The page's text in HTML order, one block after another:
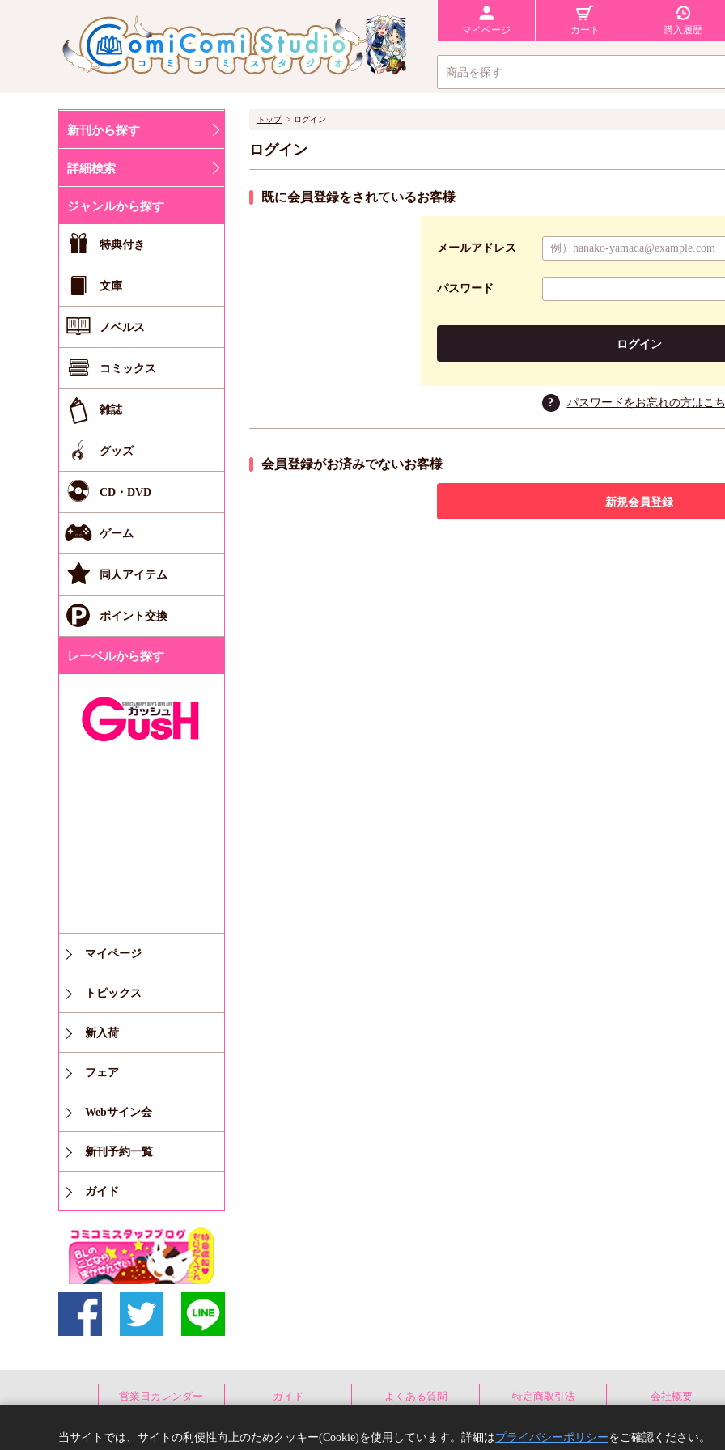
マイページ カート 購入履歴
新刊から探す
詳細検索
ジャンルから探す
特典付き
文庫
ノベルス
コミックス
雑誌
グッズ
CD・DVD
ゲーム
同人アイテム
ポイント交換
レーベルから探す
マイページ
トピックス
新入荷
フェア
Webサイン会
新刊予約一覧
ガイド
トップ ログイン
ログイン
既に会員登録をされているお客様
メールアドレス
パスワード
ログイン
? パスワードをお忘れの方はこ
会員登録がお済みでないお客様
新規会員登録
営業日カレンダー ガイド よくある質問 特定商取引法 会社概要
Copyright(C) comicomi studio. All right
当サイトでは、サイトの利便性向上のためクッキー(Cookie)を使用しています。詳細はプライバシーポリシーをご確認ください。